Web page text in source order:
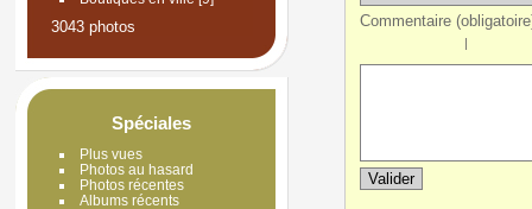
3043 photos
Spéciales
Plus vues
Photos au hasard
Photos récentes
Albums récents
Commentaire
|